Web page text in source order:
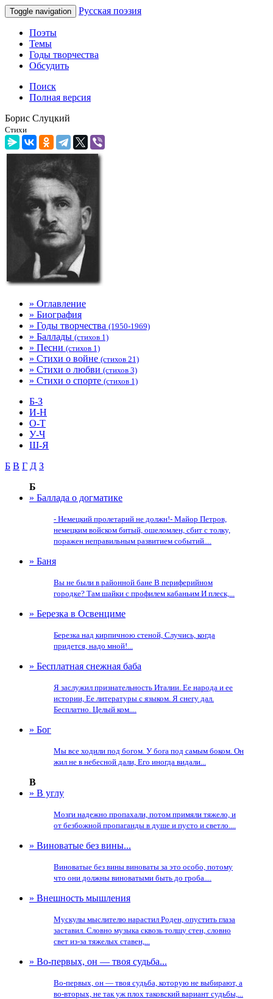
Toggle navigation Русская поэзия
Поэты
Темы
Годы творчества
Обсудить
Поиск
Полная версия
Борис Слуцкий
Стихи
» Оглавление
» Биография
» Годы творчества (1950-1969)
» Баллады (стихов 1)
» Песни (стихов 1)
» Стихи о войне (стихов 21)
» Стихи о любви (стихов 3)
» Стихи о спорте (стихов 1)
Б-З
И-Н
О-Т
У-Ч
Ш-Я
Б В Г Д З
Б
» Баллада о догматике
- Немецкий пролетарий не должн!- Майор Петров,
немецким войском битый, ошеломлен, сбит с толку,
поражен неправильным развитием событий....
» Баня
Вы не были в районной бане В периферийном
городке? Там шайки с профилем кабаньим И плеск,...
» Березка в Освенциме
Березка над кирпичною стеной, Случись, когда
придется, надо мной!...
» Бесплатная снежная баба
Я заслужил признательность Италии. Ее народа и ее
истории, Ее литературы с языком. Я снегу дал.
Бесплатно. Целый ком....
» Бог
Мы все ходили под богом. У бога под самым боком. Он
жил не в небесной дали, Его иногда видали...
В
» В углу
Мозги надежно пропахали, потом примяли тяжело, и
от безбожной пропаганды в душе и пусто и светло....
» Виноватые без вины...
Виноватые без вины виноваты за это особо, потому
что они должны виноватыми быть до гроба....
» Внешность мышления
Мускулы мыслителю нарастил Роден, опустить глаза
заставил. Словно музыка сквозь толщу стен, словно
свет из-за тяжелых ставен,...
» Во-первых, он — твоя судьба...
Во-первых, он — твоя судьба, которую не выбирают, а
во-вторых, не так уж плох таковский вариант судьбы,...